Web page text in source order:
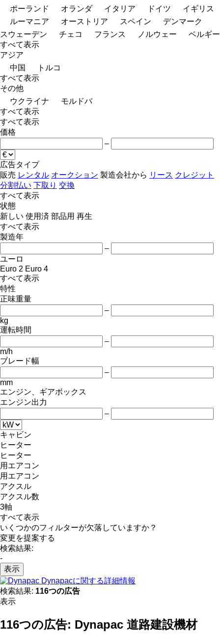
ポーランド オランダ イタリア ドイツ
イギリス
ルーマニア
オーストリア スペイン
デンマーク
スウェーデン
チェコ フランス ノルウェー
ベルギー
すべて表示
アジア
中国
トルコ
すべて表示
その他
ウクライナ
モルドバ
すべて表示
すべて表示
価格
–
広告タイプ
販売 レンタル オークション 製造会社から リース クレジット
分割払い 下取り 交換
すべて表示
状態
新しい 使用済 部品用 再生
すべて表示
製造年
–
ユーロ
Euro 2 Euro 4
すべて表示
特性
正味重量
–
kg
運転時間
–
m/h
ブレード幅
–
mm
エンジン、ギアボックス
エンジン出力
–
キャビン
ヒーター
ヒーター
用エアコン
用エアコン
アクスル
アクスル数
3軸
すべて表示
いくつかのフィルターが欠落していますか？
変更を提案する
検索結果:
-
表示
Dynapacに関する詳細情報
検索結果: 116つの広告
表示
116つの広告: Dynapac 道路建設機材